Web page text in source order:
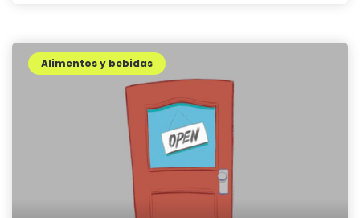
Alimentos y bebidas